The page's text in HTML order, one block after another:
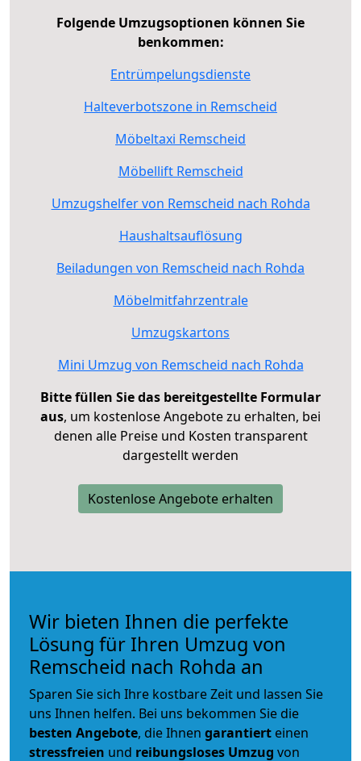
Folgende Umzugsoptionen können Sie
benkommen:
Entrümpelungsdienste
Halteverbotszone in Remscheid
Möbeltaxi Remscheid
Möbellift Remscheid
Umzugshelfer von Remscheid nach Rohda
Haushaltsauflösung
Beiladungen von Remscheid nach Rohda
Möbelmitfahrzentrale
Umzugskartons
Mini Umzug von Remscheid nach Rohda
Bitte füllen Sie das bereitgestellte Formular
aus, um kostenlose Angebote zu erhalten, bei
denen alle Preise und Kosten transparent
dargestellt werden
Kostenlose Angebote erhalten
Wir bieten Ihnen die perfekte
Lösung für Ihren Umzug von
Remscheid nach Rohda an
Sparen Sie sich Ihre kostbare Zeit und lassen Sie
uns Ihnen helfen. Bei uns bekommen Sie die
besten Angebote, die Ihnen garantiert einen
stressfreien und reibungsloses Umzug von